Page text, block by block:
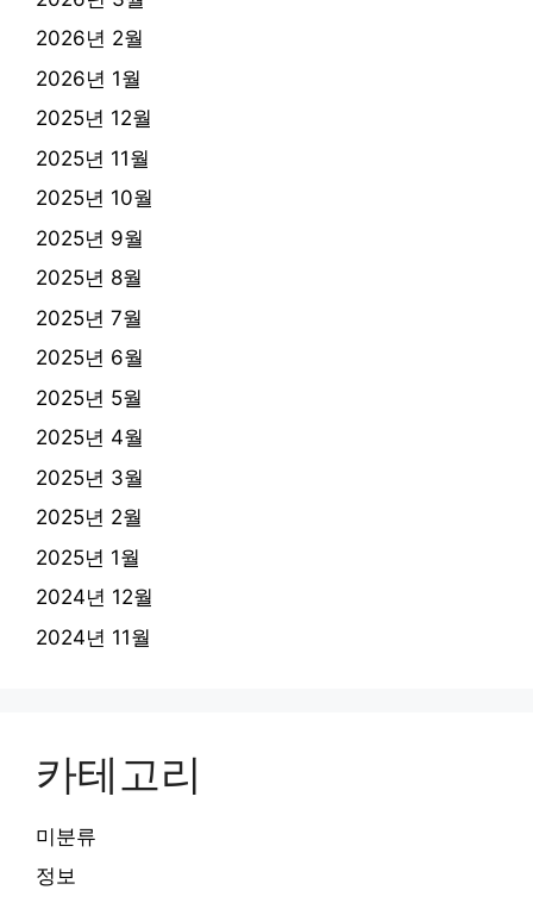
2026년 2월
2026년 1월
2025년 12월
2025년 11월
2025년 10월
2025년 9월
2025년 8월
2025년 7월
2025년 6월
2025년 5월
2025년 4월
2025년 3월
2025년 2월
2025년 1월
2024년 12월
2024년 11월
카테고리
미분류
정보